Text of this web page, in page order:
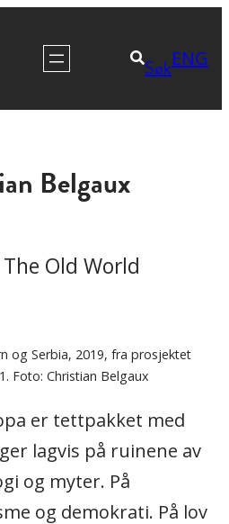
SøkENG
Belgaux
Old World
og Serbia, 2019, fra prosjektet
Foto: Christian Belgaux
er tettpakket med
lagvis på ruinene av
og myter. På
og demokrati. På lov